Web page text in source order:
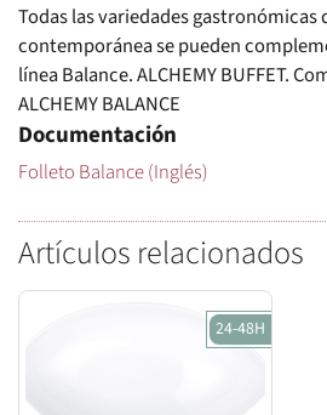
Todas las variedades gastronómicas
contemporánea se pueden
línea Balance. ALCHEMY BUFFET.
ALCHEMY BALANCE
Documentación
Folleto Balance (Inglés)
Artículos relacionados
24-48H